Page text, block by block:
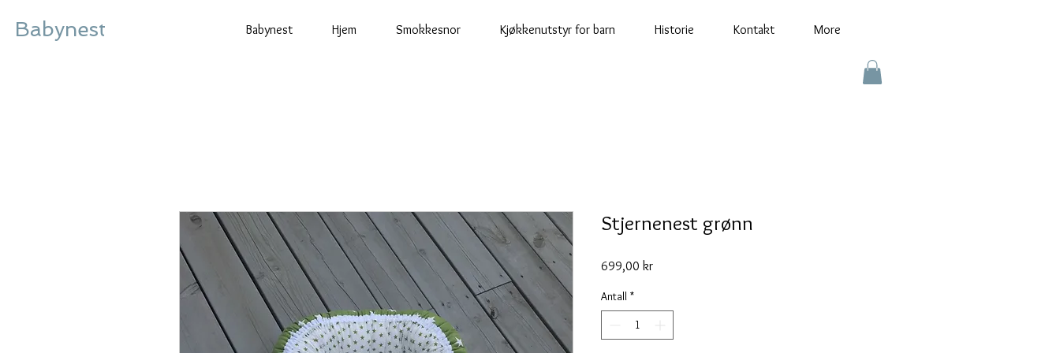
Babynest Hjem Smokkesnor Kjøkkenutstyr for barn Historie Kontakt More
Stjernenest grønn
699,00 krPris
Antall *